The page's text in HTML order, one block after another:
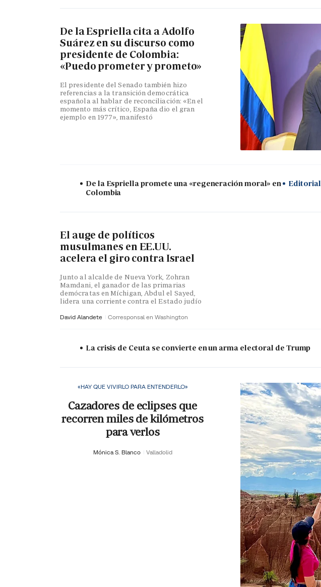
De la Espriella cita a Adolfo
Suárez en su discurso como
presidente de Colombia:
«Puedo prometer y prometo»
El presidente del Senado también hizo
referencias a la transición democrática
española al hablar de reconciliación: «En el
momento más crítico, España dio el gran
ejemplo en 1977», manifestó
De la Espriella promete una «regeneración moral» en
Colombia
Editorial
El auge de políticos
musulmanes en EE.UU.
acelera el giro contra Israel
Junto al alcalde de Nueva York, Zohran
Mamdani, el ganador de las primarias
demócratas en Míchigan, Abdul el Sayed,
lidera una corriente contra el Estado judío
David Alandete Corresponsal en Washington
La crisis de Ceuta se convierte en un arma electoral de Trump
«HAY QUE VIVIRLO PARA ENTENDERLO»
Cazadores de eclipses que
recorren miles de kilómetros
para verlos
Mónica S. Blanco Valladolid